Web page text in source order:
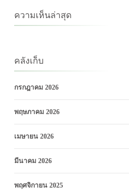
ความเห็นล่าสุด
คลังเก็บ
กรกฎาคม 2026
พฤษภาคม 2026
เมษายน 2026
มีนาคม 2026
พฤศจิกายน 2025